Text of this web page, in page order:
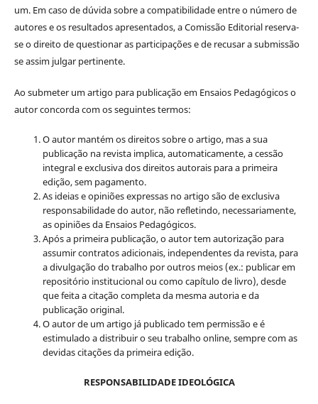
um. Em caso de dúvida sobre a compatibilidade entre o número de
autores e os resultados apresentados, a Comissão Editorial reserva-
se o direito de questionar as participações e de recusar a submissão
se assim julgar pertinente.
Ao submeter um artigo para publicação em Ensaios Pedagógicos o
autor concorda com os seguintes termos:
O autor mantém os direitos sobre o artigo, mas a sua
publicação na revista implica, automaticamente, a cessão
integral e exclusiva dos direitos autorais para a primeira
edição, sem pagamento.
As ideias e opiniões expressas no artigo são de exclusiva
responsabilidade do autor, não refletindo, necessariamente,
as opiniões da Ensaios Pedagógicos.
Após a primeira publicação, o autor tem autorização para
assumir contratos adicionais, independentes da revista, para
a divulgação do trabalho por outros meios (ex.: publicar em
repositório institucional ou como capítulo de livro), desde
que feita a citação completa da mesma autoria e da
publicação original.
O autor de um artigo já publicado tem permissão e é
estimulado a distribuir o seu trabalho online, sempre com as
devidas citações da primeira edição.
RESPONSABILIDADE IDEOLÓGICA